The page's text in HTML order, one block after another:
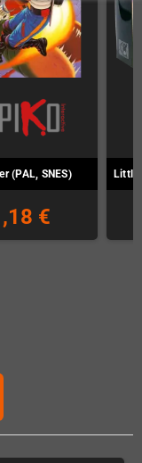
(PAL, SNES)
€
Little